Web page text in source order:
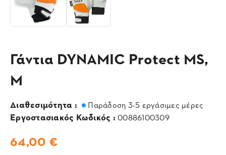
Γάντια DYNAMIC Protect MS,
M
Διαθεσιμότητα : Παράδοση 3-5 εργάσιμες μέρες
Εργοστασιακός Κωδικός : 00886100309
64,00 €